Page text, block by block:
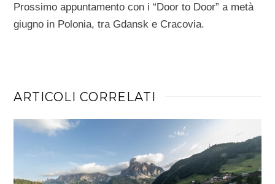
Prossimo appuntamento con i “Door to Door” a metà
giugno in Polonia, tra Gdansk e Cracovia.
ARTICOLI CORRELATI